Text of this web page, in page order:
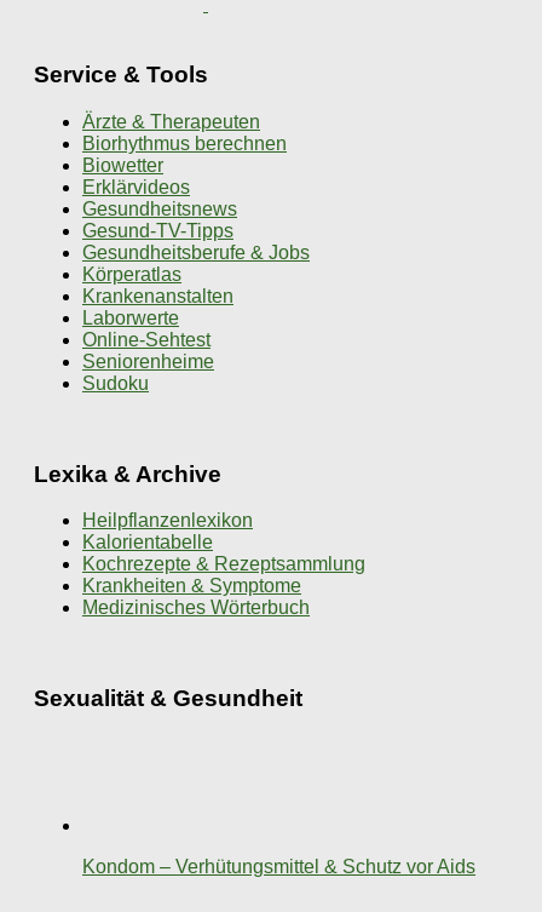
Service & Tools
Ärzte & Therapeuten
Biorhythmus berechnen
Biowetter
Erklärvideos
Gesundheitsnews
Gesund-TV-Tipps
Gesundheitsberufe & Jobs
Körperatlas
Krankenanstalten
Laborwerte
Online-Sehtest
Seniorenheime
Sudoku
Lexika & Archive
Heilpflanzenlexikon
Kalorientabelle
Kochrezepte & Rezeptsammlung
Krankheiten & Symptome
Medizinisches Wörterbuch
Sexualität & Gesundheit
Kondom – Verhütungsmittel & Schutz vor Aids